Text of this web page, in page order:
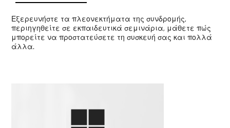
Εξερευνήστε τα πλεονεκτήματα της συνδρομής,
περιηγηθείτε σε εκπαιδευτικά σεμινάρια, μάθετε πώς
μπορείτε να προστατεύσετε τη συσκευή σας και πολλά
άλλα.